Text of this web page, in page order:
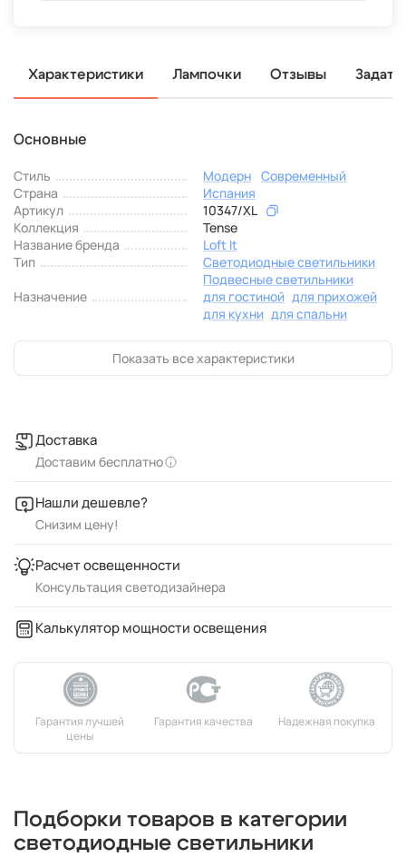
Характеристики Лампочки Отзывы
Основные
Стиль Модерн Современный
Страна
Испания
Артикул
10347/XL
Коллекция
Tense
Название бренда
Loft It
Тип
Светодиодные светильники
Подвесные светильники
Назначение
для гостиной для прихожей
для кухни для спальни
Показать все характеристики
Доставка
Доставим бесплатно
Нашли дешевле?
Снизим цену!
Расчет освещенности
Консультация светодизайнера
Калькулятор мощности освещения
Подборки товаров в категории
светодиодные светильники